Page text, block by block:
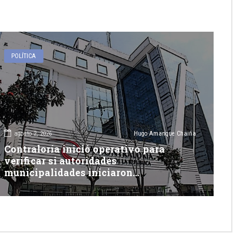
POLÍTICA
agosto 2, 2026 Hugo Amanque Chaiña
Contraloría inició operativo para
verificar si autoridades
municipalidades iniciaron
descolmatación de quebradas y ríos
ante Fenómeno del Niño